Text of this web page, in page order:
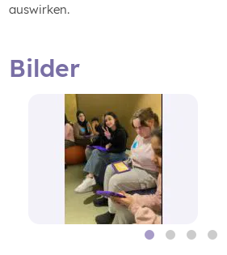
auswirken.
Bilder